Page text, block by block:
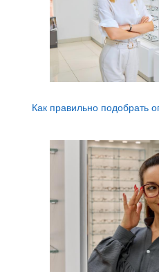
Как правильно подобрать